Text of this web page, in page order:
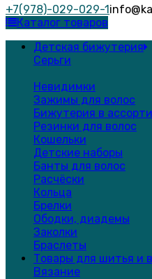
+7(978)-029-029-1
Каталог товаров
Детская бижутерия
Серьги
Невидимки
Зажимы для волос
Бижутерия в
Резинки для волос
Кошельки
Детские наборы
Банты для волос
Расчёски
Кольца
Брелки
Ободки, диадемы
Заколки
Браслеты
Товары для шитья и
Вязание